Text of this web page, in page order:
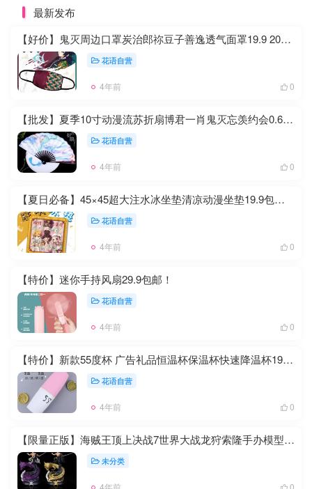
最新发布
【好价】鬼灭周边口罩炭治郎祢豆子善逸透气面罩19.9 20只！
花语自营
4年前 0
【批发】夏季10寸动漫流苏折扇博君一肖鬼灭忘羡约会0.6元一只
花语自营
4年前 0
【夏日必备】45×45超大注水冰坐垫清凉动漫坐垫19.9包邮！
花语自营
4年前 0
【特价】迷你手持风扇29.9包邮！
花语自营
4年前 0
【特价】新款55度杯 广告礼品恒温杯保温杯快速降温杯19.9包邮！
花语自营
4年前 0
【限量正版】海贼王顶上决战7世界大战龙狩索隆手办模型166包邮！
未分类
4年前 0